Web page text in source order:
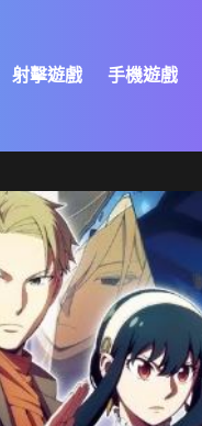
射擊遊戲 手機遊戲